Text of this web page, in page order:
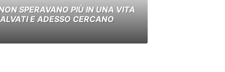
SPERAVANO PIÙ IN UNA VITA
E ADESSO CERCANO